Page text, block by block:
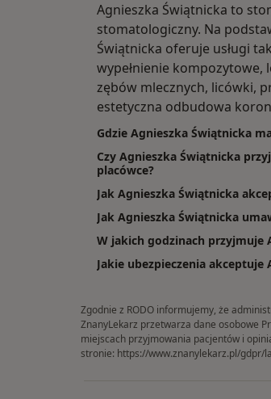
Agnieszka Świątnicka to
stomatologiczny. Na
Świątnicka oferuje usługi
wypełnienie kompozytowe,
zębów mlecznych, licówki,
estetyczna odbudowa
Gdzie Agnieszka Świątnicka
Czy Agnieszka Świątnicka
placówce?
Jak Agnieszka Świątnicka
Jak Agnieszka Świątnicka
W jakich godzinach przyjmuje
Jakie ubezpieczenia akceptuje
Zgodnie z RODO informujemy, że
ZnanyLekarz przetwarza dane osobowe
miejscach przyjmowania pacjentów i
stronie: https://www.znanylekarz.pl/gdpr/